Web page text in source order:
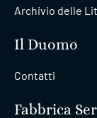
Archivio delle
Il Duomo
Contatti
Fabbrica